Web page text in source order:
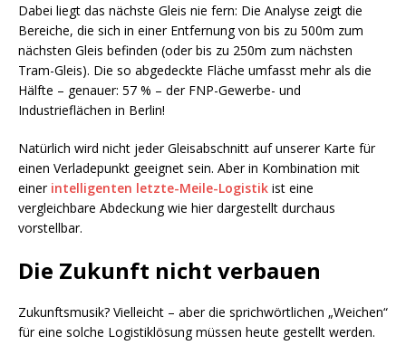
Dabei liegt das nächste Gleis nie fern: Die Analyse zeigt die
Bereiche, die sich in einer Entfernung von bis zu 500m zum
nächsten Gleis befinden (oder bis zu 250m zum nächsten
Tram-Gleis). Die so abgedeckte Fläche umfasst mehr als die
Hälfte – genauer: 57 % – der FNP-Gewerbe- und
Industrieflächen in Berlin!
Natürlich wird nicht jeder Gleisabschnitt auf unserer Karte für
einen Verladepunkt geeignet sein. Aber in Kombination mit
einerintelligenten letzte-Meile-Logistik ist eine
vergleichbare Abdeckung wie hier dargestellt durchaus
vorstellbar.
Die Zukunft nicht verbauen
Zukunftsmusik? Vielleicht – aber die sprichwörtlichen „Weichen“
für eine solche Logistiklösung müssen heute gestellt werden.